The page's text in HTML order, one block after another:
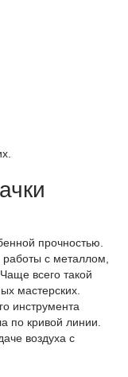
прочностью.
с металлом,
всего такой
мастерских.
инструмента
по кривой линии.
воздуха с